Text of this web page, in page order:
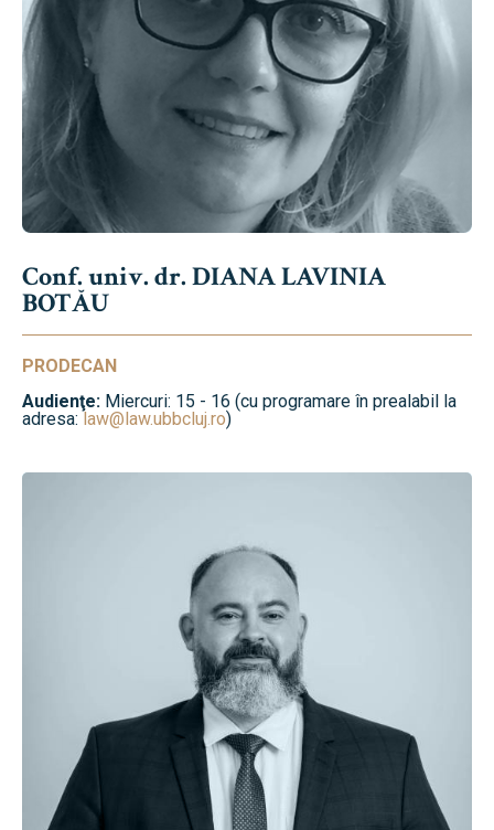
Conf. univ. dr. DIANA LAVINIA
BOTĂU
PRODECAN
Audienţe: Miercuri: 15 - 16 (cu programare în prealabil la
adresa: law@law.ubbcluj.ro)